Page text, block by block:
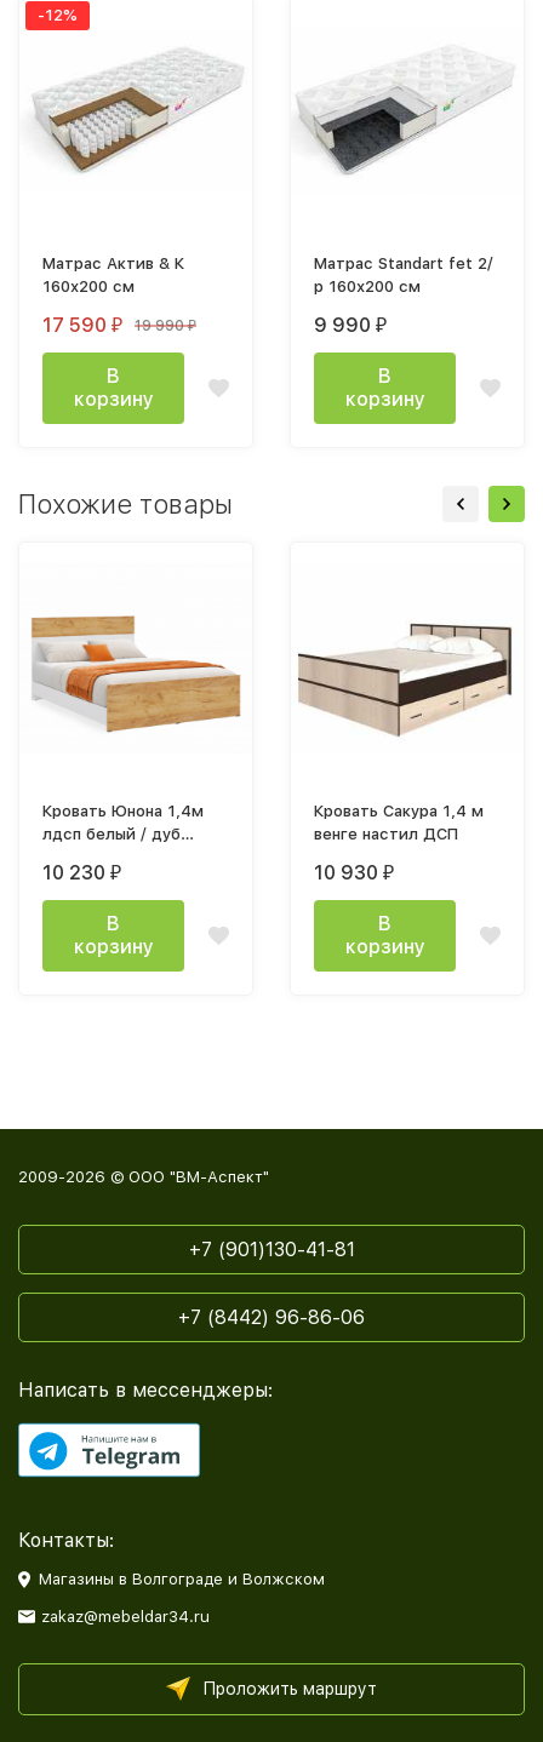
-12%
Матрас Актив & К
160х200 см
17 590 ₽ 19 990₽
В
корзину
Матрас Standart fet 2/
р 160х200 см
9 990 ₽
В
корзину
Похожие товары
Кровать Юнона 1,4м
лдсп белый / дуб
10 230 ₽
В
корзину
Кровать Сакура 1,4 м
венге настил ДСП
10 930 ₽
В
корзину
2009-2026 © ООО "ВМ-Аспект"
+7 (901)130-41-81
+7 (8442) 96-86-06
Написать в мессенджеры:
Контакты:
Магазины в Волгограде и Волжском
zakaz@mebeldar34.ru
Проложить маршрут